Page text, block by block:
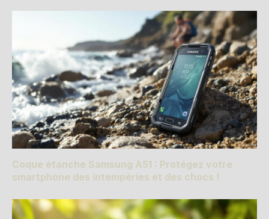
Coque étanche Samsung A51 : Protégez votre
smartphone des intempéries et des chocs !